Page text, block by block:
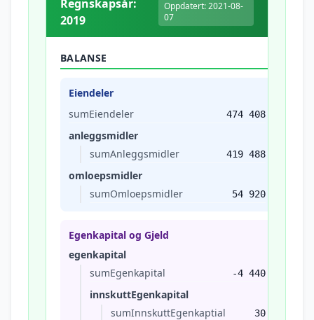
Regnskapsår:
2019
Oppdatert: 2021-08-
07
BALANSE
Eiendeler
sumEiendeler
474 408
anleggsmidler
sumAnleggsmidler
419 488
omloepsmidler
sumOmloepsmidler
54 920
Egenkapital og Gjeld
egenkapital
sumEgenkapital
-4 440
innskuttEgenkapital
sumInnskuttEgenkaptial
30